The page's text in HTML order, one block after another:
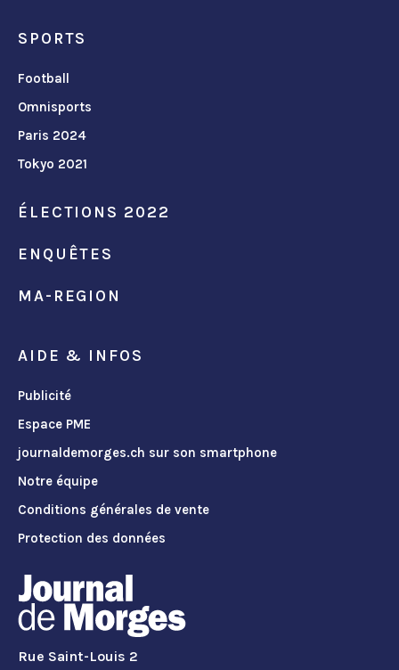
SPORTS
Football
Omnisports
Paris 2024
Tokyo 2021
ÉLECTIONS 2022
ENQUÊTES
MA-REGION
AIDE & INFOS
Publicité
Espace PME
journaldemorges.ch sur son smartphone
Notre équipe
Conditions générales de vente
Protection des données
Rue Saint-Louis 2